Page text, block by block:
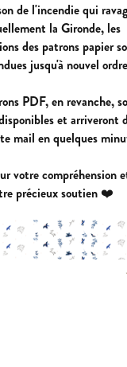
€
€
PDF:
de l'incendie qui
la Gironde, les
des patrons papier
jusqu'à nouvel
PDF, en revanche,
et arriveront
mail en quelques
votre compréhension
précieux soutien ❤️